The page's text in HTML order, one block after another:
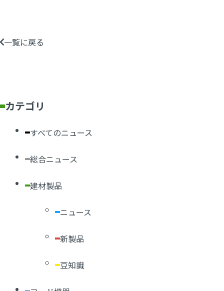
一覧に戻る
カテゴリ
すべてのニュース
総合ニュース
建材製品
ニュース
新製品
豆知識